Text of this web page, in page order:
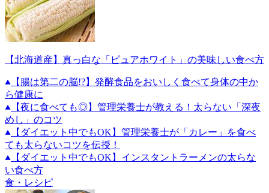
【北海道産】真っ白な「ピュアホワイト」の美味しい食べ方
【腸は第二の脳!?】発酵食品をおいしく食べて身体の中か
ら健康に
【夜に食べても◎】管理栄養士が教える！太らない「深夜
めし」のコツ
【ダイエット中でもOK】管理栄養士が「カレー」を食べ
ても太らないコツを伝授！
【ダイエット中でもOK】インスタントラーメンの太らな
い食べ方
食・レシピ